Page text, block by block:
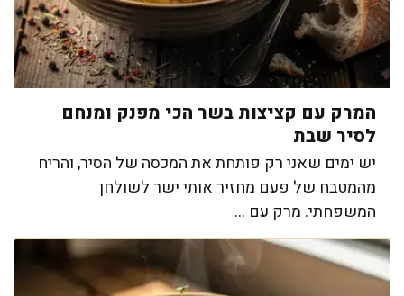
המרק עם קציצות בשר הכי מפנק ומנחם
לסיר שבת
יש ימים שאני רק פותחת את המכסה של הסיר, והריח
מהמטבח של פעם מחזיר אותי ישר לשולחן
המשפחתי. מרק עם ...